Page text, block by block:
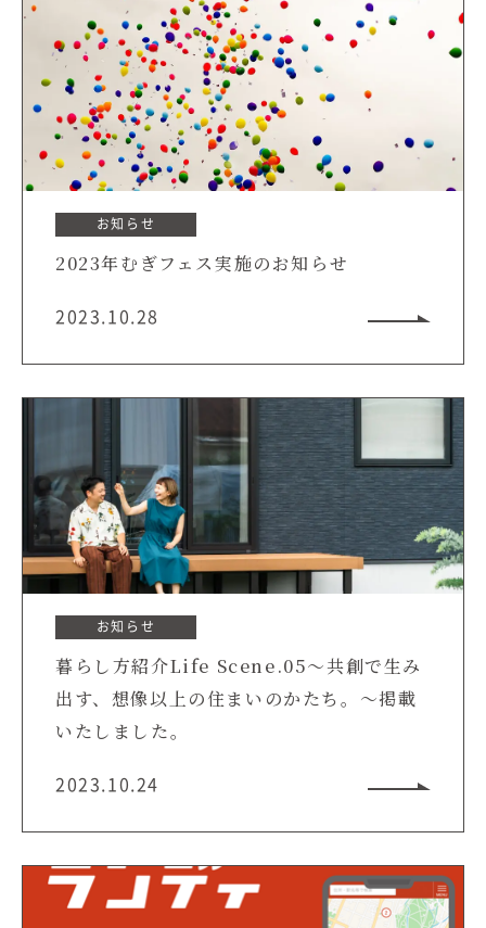
お知らせ
2023年むぎフェス実施のお知らせ
2023.10.28
お知らせ
暮らし方紹介Life Scene.05～共創で生み
出す、想像以上の住まいのかたち。～掲載
いたしました。
2023.10.24